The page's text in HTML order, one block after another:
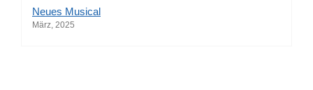
Neues Musical
März, 2025